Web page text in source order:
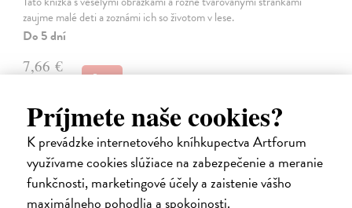
Príjmete naše cookies?
K prevádzke internetového kníhkupectva Artforum
využívame cookies slúžiace na zabezpečenie a meranie
funkčnosti, marketingové účely a zaistenie vášho
maximálneho pohodlia a spokojnosti.
zaujme malé deti a zoznámi ich so životom v lese.
Do 5 dní
7,66 €